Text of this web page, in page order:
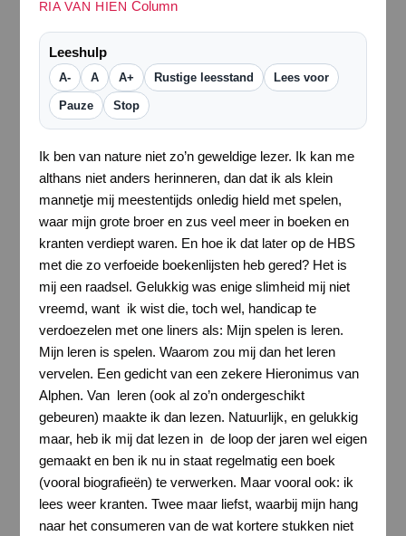
RIA VAN HIEN Column
Leeshulp
A- A A+ Rustige leesstand Lees voor
Pauze Stop
Ik ben van nature niet zo’n geweldige lezer. Ik kan me
althans niet anders herinneren, dan dat ik als klein
mannetje mij meestentijds onledig hield met spelen,
waar mijn grote broer en zus veel meer in boeken en
kranten verdiept waren. En hoe ik dat later op de HBS
met die zo verfoeide boekenlijsten heb gered? Het is
mij een raadsel. Gelukkig was enige slimheid mij niet
vreemd, want ik wist die, toch wel, handicap te
verdoezelen met one liners als: Mijn spelen is leren.
Mijn leren is spelen. Waarom zou mij dan het leren
vervelen. Een gedicht van een zekere Hieronimus van
Alphen. Van leren (ook al zo’n ondergeschikt
gebeuren) maakte ik dan lezen. Natuurlijk, en gelukkig
maar, heb ik mij dat lezen in de loop der jaren wel eigen
gemaakt en ben ik nu in staat regelmatig een boek
(vooral biografieën) te verwerken. Maar vooral ook: ik
lees weer kranten. Twee maar liefst, waarbij mijn hang
naar het consumeren van de wat kortere stukken niet